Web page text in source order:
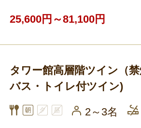
25,600円～81,100円
タワー館高層階ツイン（
バス・トイレ付ツイン)
2～3名